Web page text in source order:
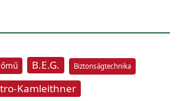
B.E.G. Biztonságtechnika
Kamleithner